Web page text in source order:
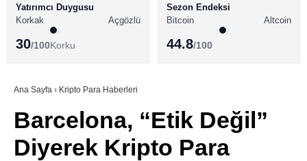
Youtube
TikTok
BİTCOİN HABERLERİ
ALTCOİN HABERLERİ
SÖZLÜK
Yatırımcı Duygusu
Korkak
Açgözlü
30/100Korku
Sezon Endeksi
Bitcoin
Altcoin
44.8/100
Ana Sayfa › Kripto Para Haberleri
Barcelona, “Etik Değil”
Diyerek Kripto Para